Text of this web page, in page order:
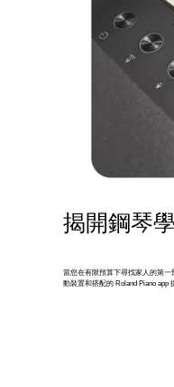
揭開鋼琴
當您在有限預算下尋找家人的第
動裝置和搭配的 Roland Piano app